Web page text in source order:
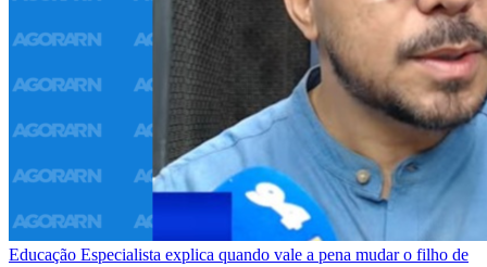
Educação Especialista explica quando vale a pena mudar o filho de